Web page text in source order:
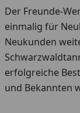
Der Freunde-
einmalig für
Neukunden
erfolgreiche
und Bekannten